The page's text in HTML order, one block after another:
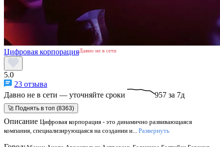
Цифровая корпорацияДавно не в сети
5.0
23 отзыва
Давно не в сети — уточняйте сроки
957 за 7д
🚀 Поднять в топ (8363)
Описание Цифровая корпорация - это динамично развивающаяся
компания, специализирующаяся на создании и...
Развернуть